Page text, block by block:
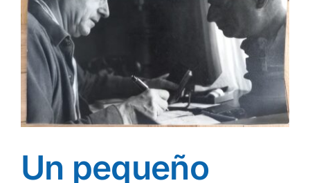
Un pequeño